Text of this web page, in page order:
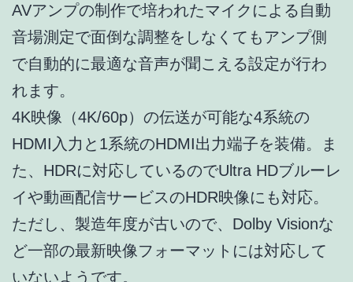
AVアンプの制作で培われたマイクによる自動
音場測定で面倒な調整をしなくてもアンプ側
で自動的に最適な音声が聞こえる設定が行わ
れます。
4K映像（4K/60p）の伝送が可能な4系統の
HDMI入力と1系統のHDMI出力端子を装備。ま
た、HDRに対応しているのでUltra HDブルーレ
イや動画配信サービスのHDR映像にも対応。
ただし、製造年度が古いので、Dolby Visionな
ど一部の最新映像フォーマットには対応して
いないようです。